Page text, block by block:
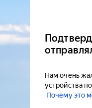
Нам очень
устройства
Почему это